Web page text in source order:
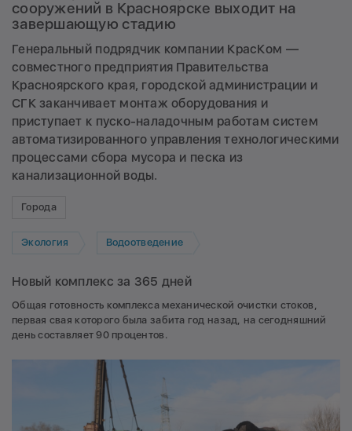
сооружений в Красноярске выходит на
завершающую стадию
Генеральный подрядчик компании КрасКом —
совместного предприятия Правительства
Красноярского края, городской администрации и
СГК заканчивает монтаж оборудования и
приступает к пуско-наладочным работам систем
автоматизированного управления технологическими
процессами сбора мусора и песка из
канализационной воды.
Города
Экология Водоотведение
Новый комплекс за 365 дней
Общая готовность комплекса механической очистки стоков,
первая свая которого была забита год назад, на сегодняшний
день составляет 90 процентов.